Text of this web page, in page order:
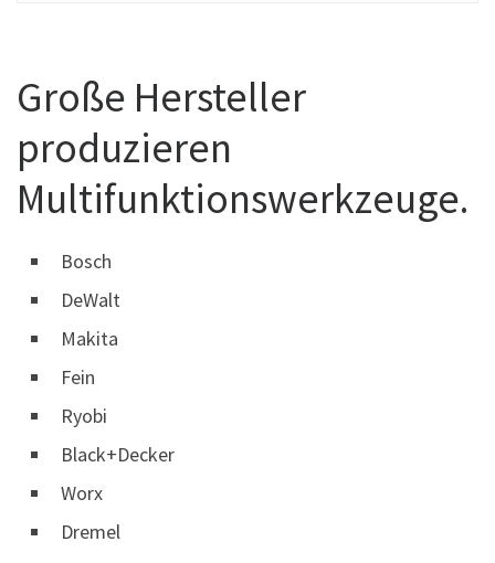
Große Hersteller
produzieren
Multifunktionswerkzeuge.
Bosch
DeWalt
Makita
Fein
Ryobi
Black+Decker
Worx
Dremel